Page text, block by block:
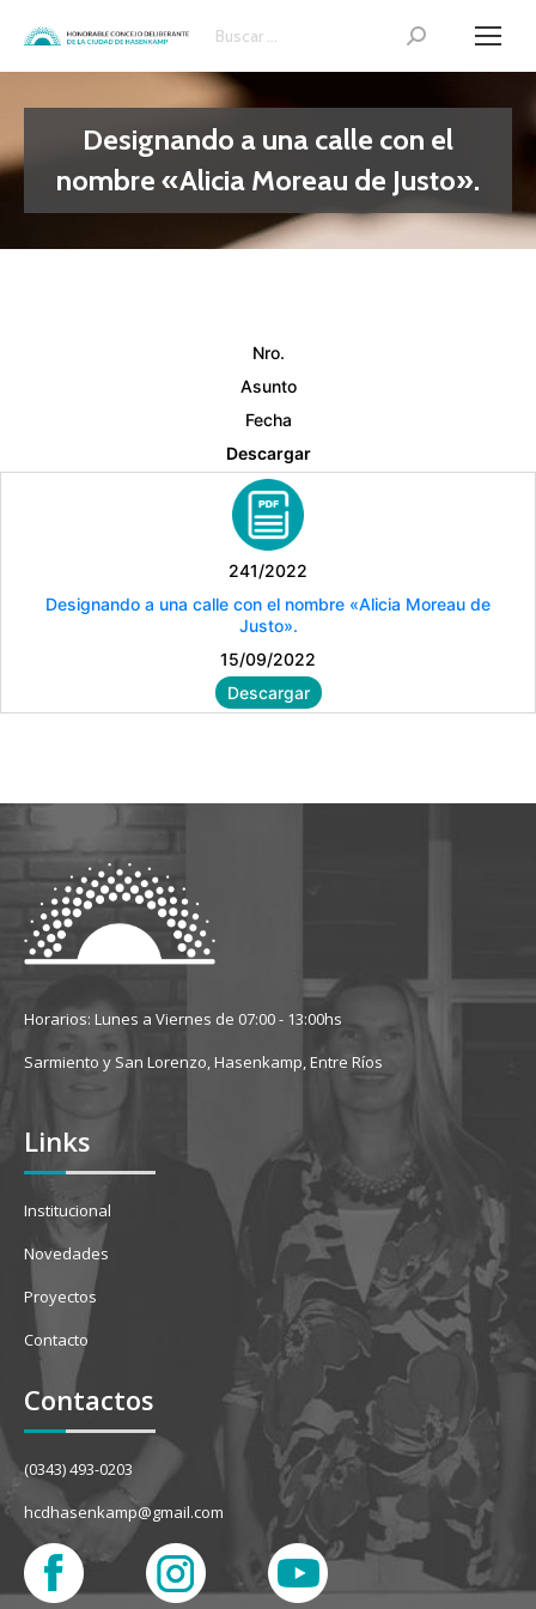
Search:
Designando a una calle con el
nombre «Alicia Moreau de Justo».
Nro.
Asunto
Fecha
Descargar
241/2022
Designando a una calle con el nombre «Alicia Moreau de
Justo».
15/09/2022
Descargar
Horarios: Lunes a Viernes de 07:00 - 13:00hs
Sarmiento y San Lorenzo, Hasenkamp, Entre Ríos
Links
Institucional
Novedades
Proyectos
Contacto
Contactos
(0343) 493-0203
hcdhasenkamp@gmail.com